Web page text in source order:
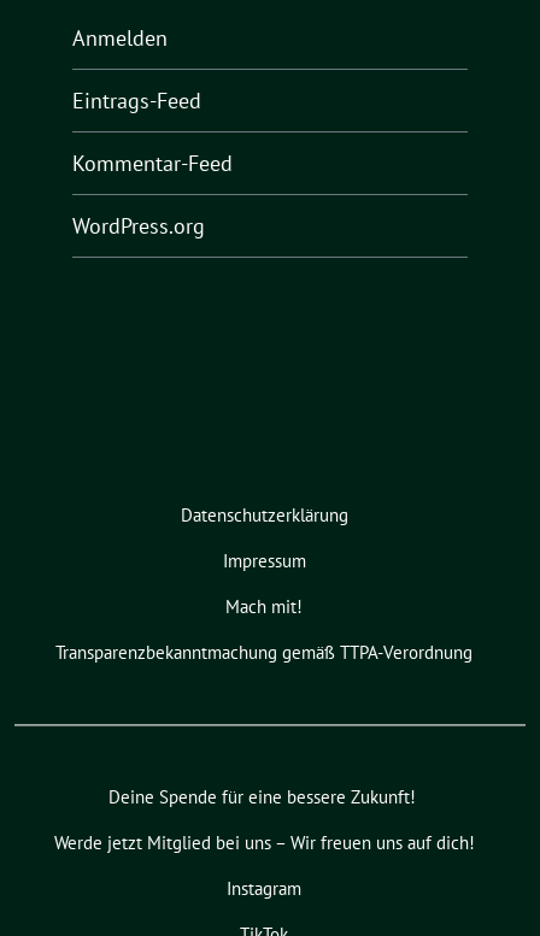
Anmelden
Eintrags-Feed
Kommentar-Feed
WordPress.org
Datenschutzerklärung
Impressum
Mach mit!
Transparenzbekanntmachung gemäß TTPA-Verordnung
Deine Spende für eine bessere Zukunft!
Werde jetzt Mitglied bei uns – Wir freuen uns auf dich!
Instagram